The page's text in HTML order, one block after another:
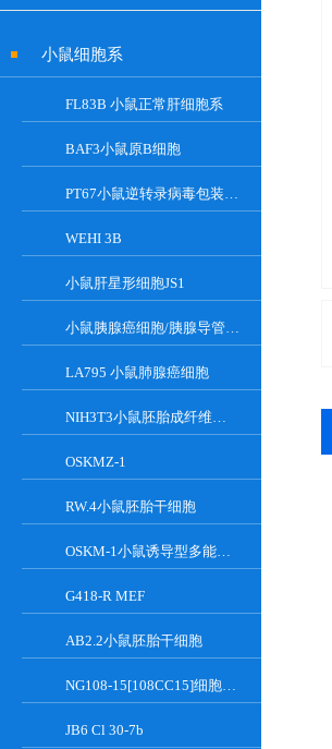
小鼠细胞系
FL83B 小鼠正常肝细胞系
BAF3小鼠原B细胞
PT67小鼠逆转录病毒包装细胞
WEHI 3B
小鼠肝星形细胞JS1
小鼠胰腺癌细胞/胰腺导管癌PAN02
LA795 小鼠肺腺癌细胞
NIH3T3小鼠胚胎成纤维细胞
OSKMZ-1
RW.4小鼠胚胎干细胞
OSKM-1小鼠诱导型多能干细胞
G418-R MEF
AB2.2小鼠胚胎干细胞
NG108-15[108CC15]细胞系|小鼠神经母瘤与大鼠胶质瘤之融合细胞
JB6 Cl 30-7b